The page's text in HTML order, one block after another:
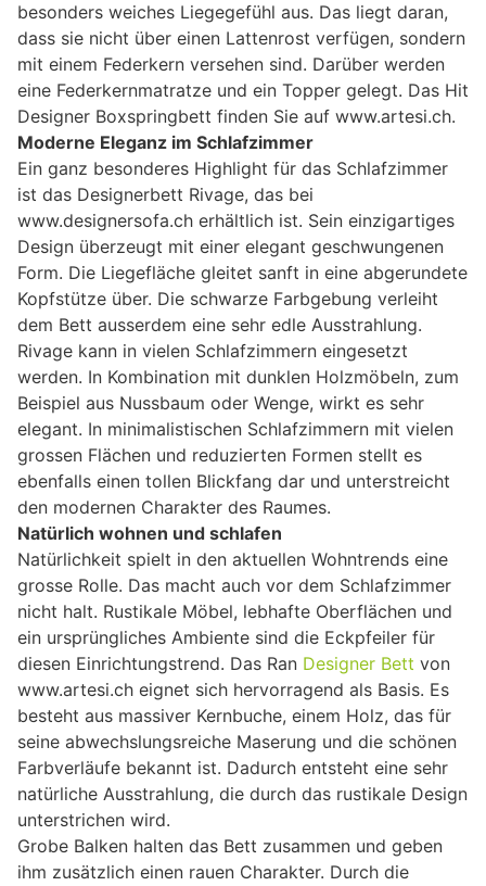
besonders weiches Liegegefühl aus. Das liegt daran,
dass sie nicht über einen Lattenrost verfügen, sondern
mit einem Federkern versehen sind. Darüber werden
eine Federkernmatratze und ein Topper gelegt. Das Hit
Designer Boxspringbett finden Sie auf www.artesi.ch.
Moderne Eleganz im Schlafzimmer
Ein ganz besonderes Highlight für das Schlafzimmer
ist das Designerbett Rivage, das bei
www.designersofa.ch erhältlich ist. Sein einzigartiges
Design überzeugt mit einer elegant geschwungenen
Form. Die Liegefläche gleitet sanft in eine abgerundete
Kopfstütze über. Die schwarze Farbgebung verleiht
dem Bett ausserdem eine sehr edle Ausstrahlung.
Rivage kann in vielen Schlafzimmern eingesetzt
werden. In Kombination mit dunklen Holzmöbeln, zum
Beispiel aus Nussbaum oder Wenge, wirkt es sehr
elegant. In minimalistischen Schlafzimmern mit vielen
grossen Flächen und reduzierten Formen stellt es
ebenfalls einen tollen Blickfang dar und unterstreicht
den modernen Charakter des Raumes.
Natürlich wohnen und schlafen
Natürlichkeit spielt in den aktuellen Wohntrends eine
grosse Rolle. Das macht auch vor dem Schlafzimmer
nicht halt. Rustikale Möbel, lebhafte Oberflächen und
ein ursprüngliches Ambiente sind die Eckpfeiler für
diesen Einrichtungstrend. Das Ran Designer Bett von
www.artesi.ch eignet sich hervorragend als Basis. Es
besteht aus massiver Kernbuche, einem Holz, das für
seine abwechslungsreiche Maserung und die schönen
Farbverläufe bekannt ist. Dadurch entsteht eine sehr
natürliche Ausstrahlung, die durch das rustikale Design
unterstrichen wird.
Grobe Balken halten das Bett zusammen und geben
ihm zusätzlich einen rauen Charakter. Durch die